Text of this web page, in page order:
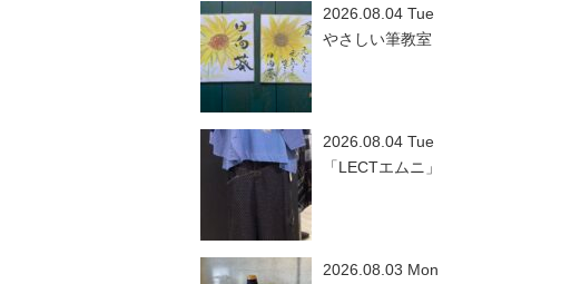
2026.08.04 Tue
やさしい筆教室
2026.08.04 Tue
「LECTエムニ」
2026.08.03 Mon